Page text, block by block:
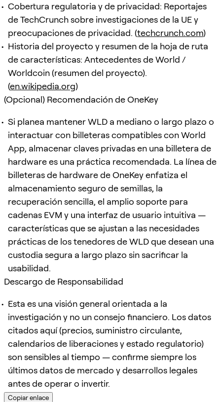
Cobertura regulatoria y de privacidad: Reportajes
de TechCrunch sobre investigaciones de la UE y
preocupaciones de privacidad. (techcrunch.com)
Historia del proyecto y resumen de la hoja de ruta
de características: Antecedentes de World /
Worldcoin (resumen del proyecto).
(en.wikipedia.org)
(Opcional) Recomendación de OneKey
Si planea mantener WLD a mediano o largo plazo o
interactuar con billeteras compatibles con World
App, almacenar claves privadas en una billetera de
hardware es una práctica recomendada. La línea de
billeteras de hardware de OneKey enfatiza el
almacenamiento seguro de semillas, la
recuperación sencilla, el amplio soporte para
cadenas EVM y una interfaz de usuario intuitiva —
características que se ajustan a las necesidades
prácticas de los tenedores de WLD que desean una
custodia segura a largo plazo sin sacrificar la
usabilidad.
Descargo de Responsabilidad
Esta es una visión general orientada a la
investigación y no un consejo financiero. Los datos
citados aquí (precios, suministro circulante,
calendarios de liberaciones y estado regulatorio)
son sensibles al tiempo — confirme siempre los
últimos datos de mercado y desarrollos legales
antes de operar o invertir.
Copiar enlace